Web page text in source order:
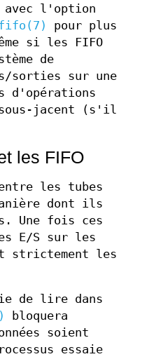
l'option
pour plus
si les FIFO
de
sorties sur une
d'opérations
(s'il
les FIFO
les tubes
dont ils
Une fois ces
E/S sur les
strictement les
de lire dans
bloquera
soient
essaie